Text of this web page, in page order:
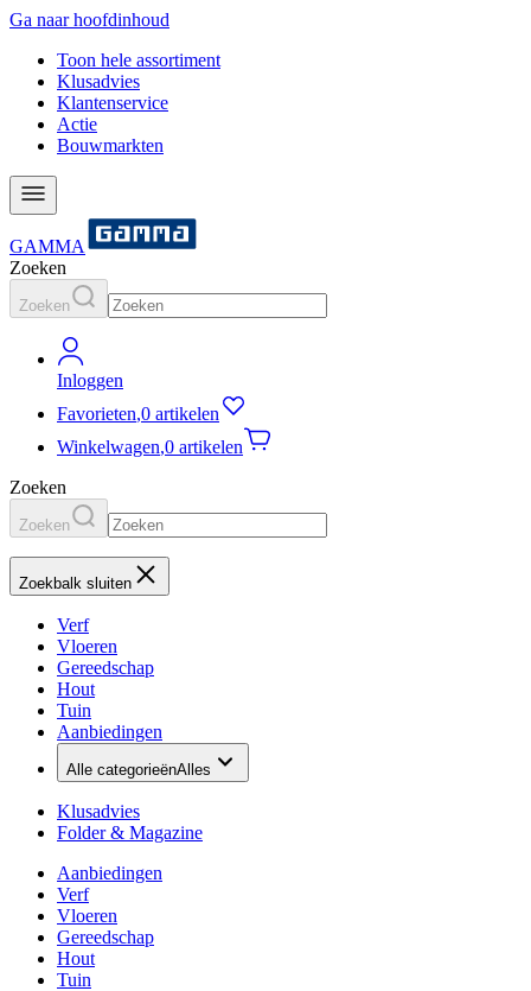
Ga naar hoofdinhoud
Toon hele assortiment
Klusadvies
Klantenservice
Actie
Bouwmarkten
GAMMA
Zoeken
Zoeken
Inloggen
Favorieten,0 artikelen
Winkelwagen,0 artikelen
Zoeken
Zoeken
Zoekbalk sluiten
Verf
Vloeren
Gereedschap
Hout
Tuin
Aanbiedingen
Alle categorieënAlles
Klusadvies
Folder & Magazine
Aanbiedingen
Verf
Vloeren
Gereedschap
Hout
Tuin